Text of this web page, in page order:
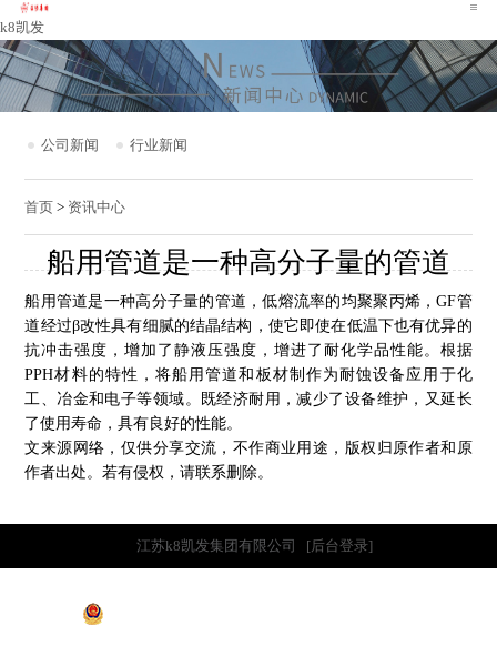
k8凯发
公司新闻 行业新闻
首页 > 资讯中心
船用管道是一种高分子量的管道
船用管道是一种高分子量的管道，低熔流率的均聚聚丙烯，GF管
道经过β改性具有细腻的结晶结构，使它即使在低温下也有优异的
抗冲击强度，增加了静液压强度，增进了耐化学品性能。根据
PPH材料的特性，将船用管道和板材制作为耐蚀设备应用于化
工、冶金和电子等领域。既经济耐用，减少了设备维护，又延长
了使用寿命，具有良好的性能。
文来源网络，仅供分享交流，不作商业用途，版权归原作者和原
作者出处。若有侵权，请联系删除。
江苏k8凯发集团有限公司 [后台登录]